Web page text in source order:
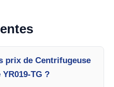
prix de Centrifugeuse
TG ?